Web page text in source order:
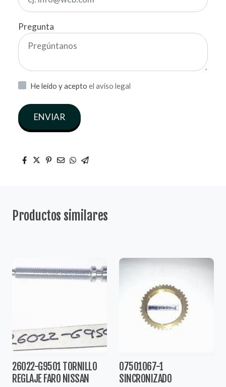
Pregunta
He leído y acepto el aviso legal
ENVIAR
Productos similares
26022-G9501 TORNILLO
REGLAJE FARO NISSAN
07501067-1
SINCRONIZADO